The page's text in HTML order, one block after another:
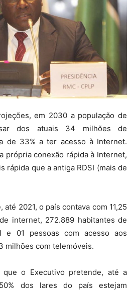
em 2030 a população de
dos atuais 34 milhões de
de 33% a ter acesso à Internet.
própria conexão rápida à Internet,
rápida que a antiga RDSI (mais de
até 2021, o país contava com 11,25
internet, 272.889 habitantes de
e 01 pessoas com acesso aos
milhões com telemóveis.
que o Executivo pretende, até a
dos lares do país estejam